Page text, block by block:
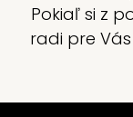
Pokiaľ si z
radi pre